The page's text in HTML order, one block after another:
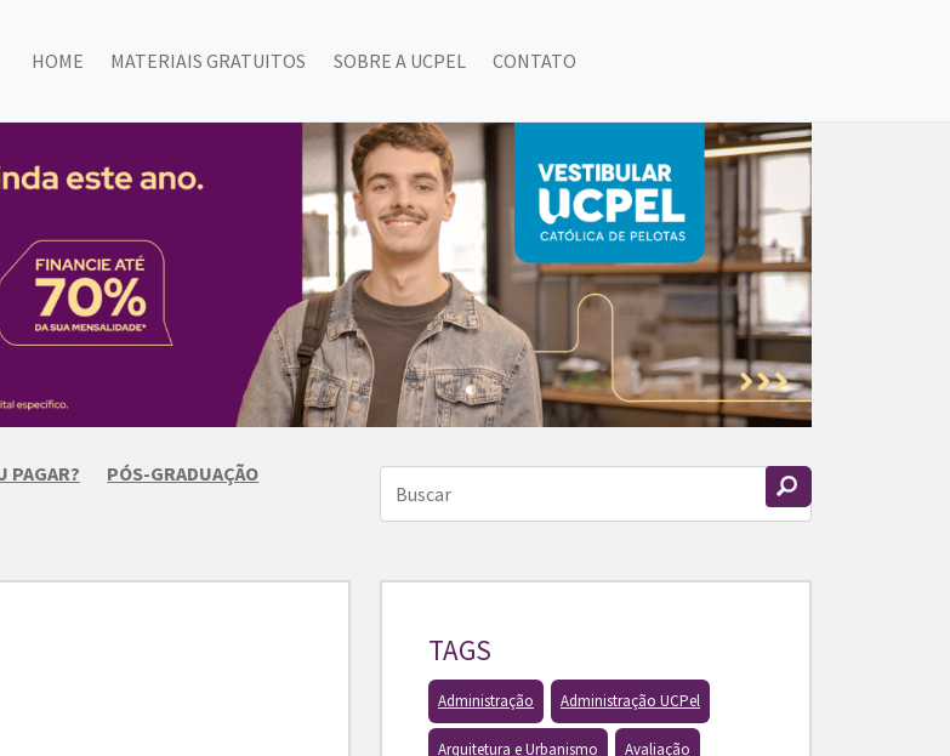
HOME MATERIAIS GRATUITOS SOBRE A UCPEL CONTATO
PAGAR? PÓS-GRADUAÇÃO
TAGS
Administração Administração UCPel
Arquitetura e Urbanismo Avaliação